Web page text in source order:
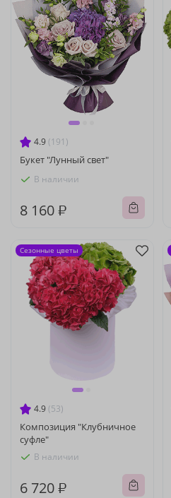
4.9 (191)
Букет "Лунный свет"
В наличии
8 160 ₽
4.9 (53)
Композиция "Клубничное
суфле"
В наличии
6 720 ₽
Сезонные цветы